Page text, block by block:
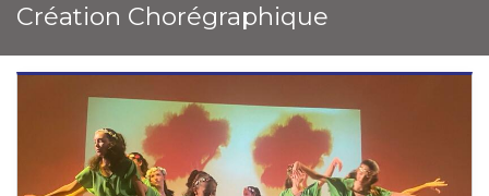
Création Chorégraphique